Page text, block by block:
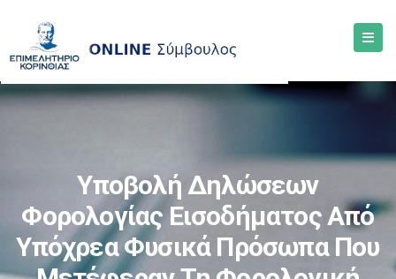
Υποβολή Δηλώσεων
Φορολογίας Εισοδήματος Από
Υπόχρεα Φυσικά Πρόσωπα Που